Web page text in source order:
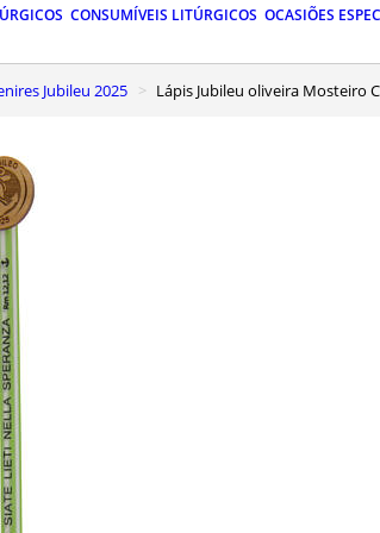
CONSUMÍVEIS LITÚRGICOS OCASIÕES
Jubileu 2025 Lápis Jubileu oliveira Mosteiro